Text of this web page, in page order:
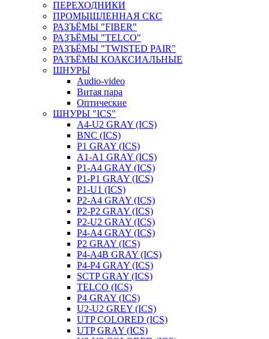
ПЕРЕХОДНИКИ
ПРОМЫШЛЕННАЯ СКС
РАЗЪЁМЫ "FIBER"
РАЗЪЁМЫ "TELCO"
РАЗЪЁМЫ "TWISTED PAIR"
РАЗЪЁМЫ КОАКСИАЛЬНЫЕ
ШНУРЫ
Audio-video
Витая пара
Оптические
ШНУРЫ "ICS"
A4-U2 GRAY (ICS)
BNC (ICS)
P1 GRAY (ICS)
A1-A1 GRAY (ICS)
P1-A4 GRAY (ICS)
P1-P1 GRAY (ICS)
P1-U1 (ICS)
P2-A4 GRAY (ICS)
P2-P2 GRAY (ICS)
P2-U2 GRAY (ICS)
P4-A4 GRAY (ICS)
P2 GRAY (ICS)
P4-A4B GRAY (ICS)
P4-P4 GRAY (ICS)
SCTP GRAY (ICS)
TELCO (ICS)
P4 GRAY (ICS)
U2-U2 GREY (ICS)
UTP COLORED (ICS)
UTP GRAY (ICS)